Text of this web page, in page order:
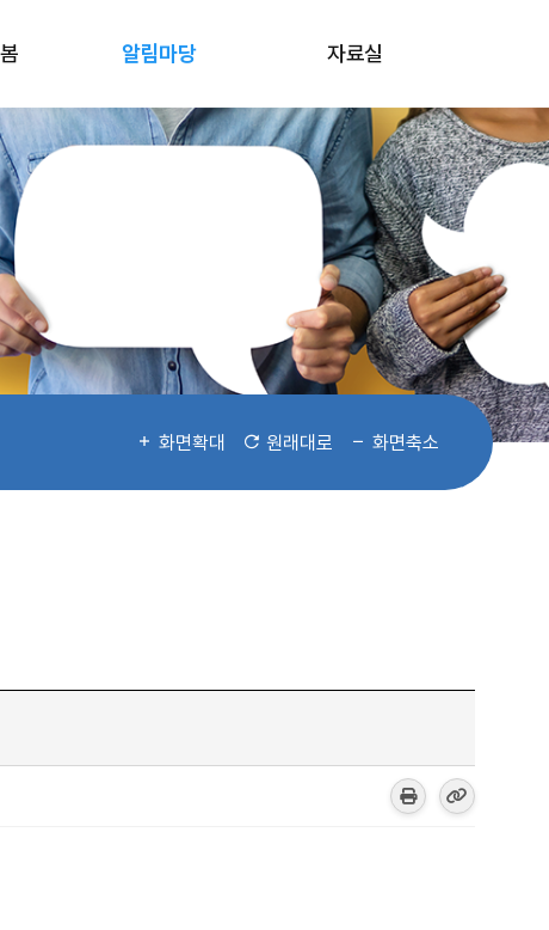
알림마당 자료실
화면확대 원래대로 화면축소